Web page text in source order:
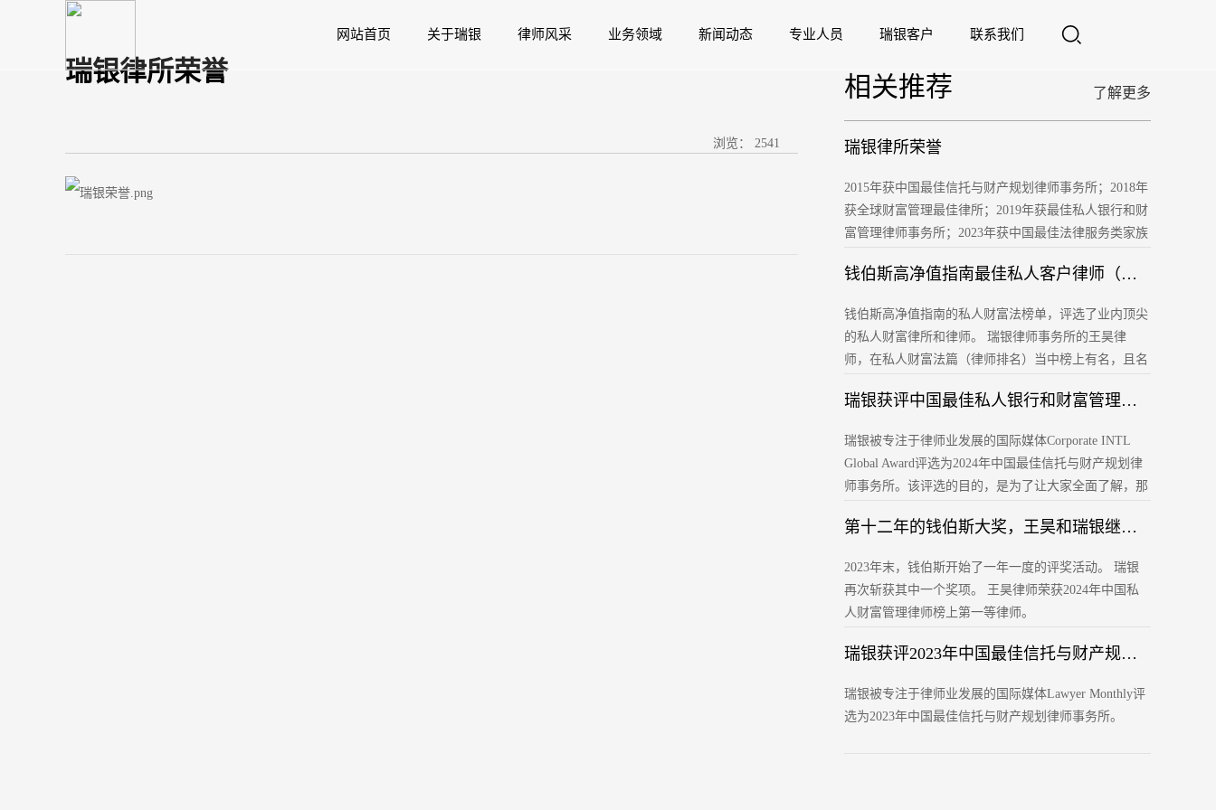
网站首页 关于瑞银 律师风采 业务领域 新闻动态 专业人员 瑞银客户 联系我们
瑞银律所荣誉
浏览： 2541
相关推荐 了解更多
瑞银律所荣誉
2015年获中国最佳信托与财产规划律师事务所；2018年
获全球财富管理最佳律所；2019年获最佳私人银行和财
富管理律师事务所；2023年获中国最佳法律服务类家族
钱伯斯高净值指南最佳私人客户律师（第一等级）2024
钱伯斯高净值指南的私人财富法榜单，评选了业内顶尖
的私人财富律所和律师。 瑞银律师事务所的王昊律
师，在私人财富法篇（律师排名）当中榜上有名，且名
瑞银获评中国最佳私人银行和财富管理律师事务所
瑞银被专注于律师业发展的国际媒体Corporate INTL
Global Award评选为2024年中国最佳信托与财产规划律
师事务所。该评选的目的，是为了让大家全面了解，那
构。
第十二年的钱伯斯大奖，王昊和瑞银继续荣誉满身
2023年末，钱伯斯开始了一年一度的评奖活动。 瑞银
再次斩获其中一个奖项。 王昊律师荣获2024年中国私
人财富管理律师榜上第一等律师。
瑞银获评2023年中国最佳信托与财产规划律师事务所
瑞银被专注于律师业发展的国际媒体Lawyer Monthly评
选为2023年中国最佳信托与财产规划律师事务所。